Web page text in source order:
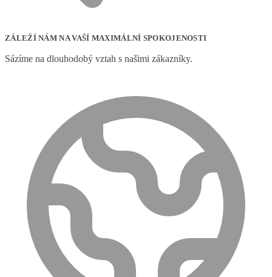
ZÁLEŽÍ NÁM NA VAŠÍ MAXIMÁLNÍ SPOKOJENOSTI
Sázíme na dlouhodobý vztah s našimi zákazníky.